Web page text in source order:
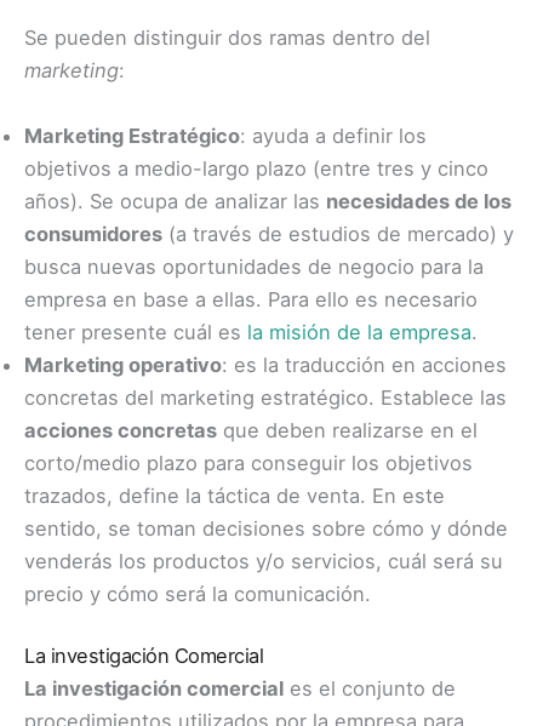
Se pueden distinguir dos ramas dentro del
marketing:
Marketing Estratégico: ayuda a definir los
objetivos a medio-largo plazo (entre tres y cinco
años). Se ocupa de analizar las necesidades de los
consumidores (a través de estudios de mercado) y
busca nuevas oportunidades de negocio para la
empresa en base a ellas. Para ello es necesario
tener presente cuál es la misión de la empresa.
Marketing operativo: es la traducción en acciones
concretas del marketing estratégico. Establece las
acciones concretas que deben realizarse en el
corto/medio plazo para conseguir los objetivos
trazados, define la táctica de venta. En este
sentido, se toman decisiones sobre cómo y dónde
venderás los productos y/o servicios, cuál será su
precio y cómo será la comunicación.
La investigación Comercial
La investigación comercial es el conjunto de